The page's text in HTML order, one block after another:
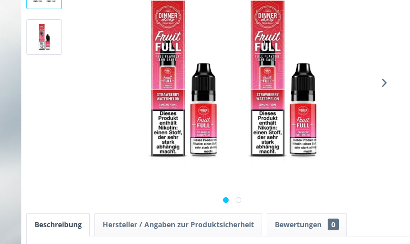
Beschreibung Hersteller / Angaben zur Produktsicherheit Bewertungen 0